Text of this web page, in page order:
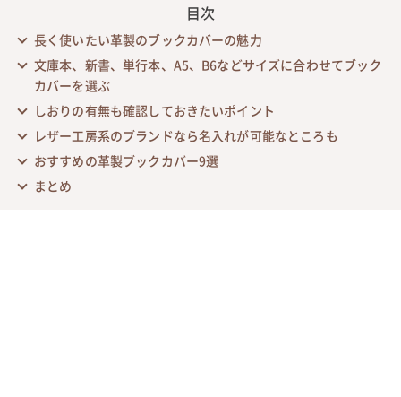
目次
長く使いたい革製のブックカバーの魅力
文庫本、新書、単行本、A5、B6などサイズに合わせてブック
カバーを選ぶ
しおりの有無も確認しておきたいポイント
レザー工房系のブランドなら名入れが可能なところも
おすすめの革製ブックカバー9選
まとめ